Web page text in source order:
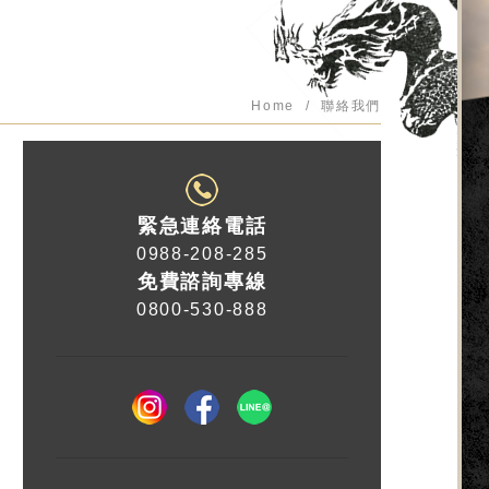
Home 聯絡我們
緊急連絡電話
0988-208-285
免費諮詢專線
0800-530-888